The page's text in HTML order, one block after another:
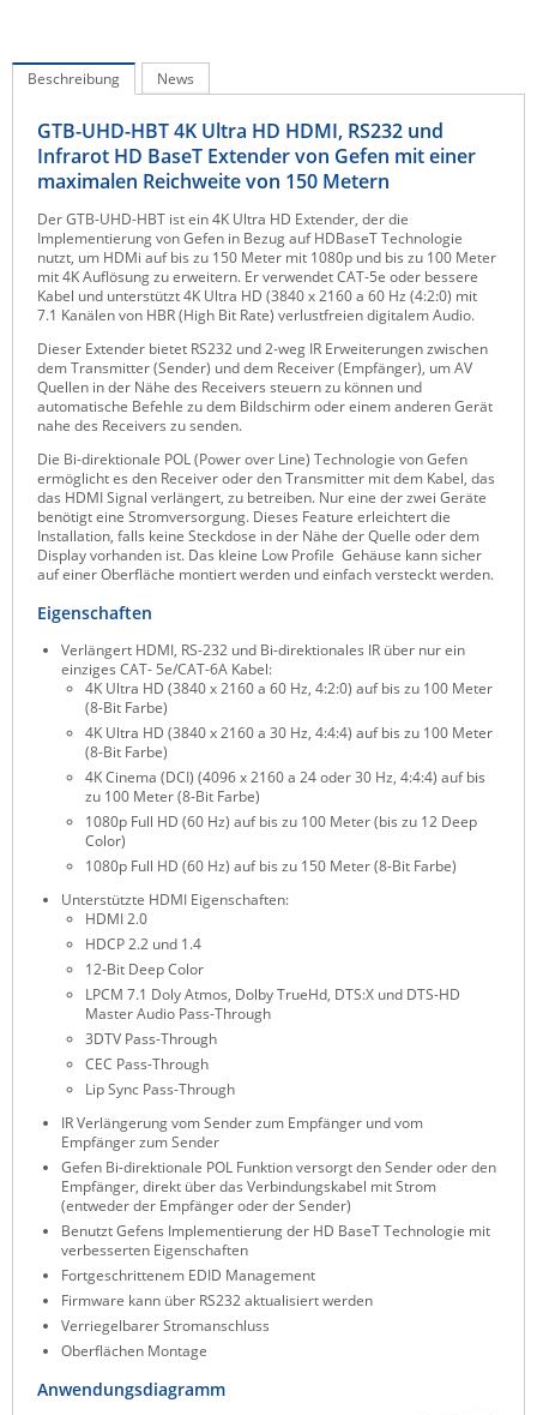
Milesight
Netio
Panorama Antennas
PatchSee
Power Kingdom
Poynting
Riello UPS
Server Technology
Siretta
SIRIO Antenne
Sunbird
Tactical Software
TEKTELIC
Teltonika
Unwired Networks
WATTECO
Westermo
ZPE Systems
News zu unseren Herstellern
Beschreibung News
GTB-UHD-HBT 4K Ultra HD HDMI, RS232 und
Infrarot HD BaseT Extender von Gefen mit einer
maximalen Reichweite von 150 Metern
Der GTB-UHD-HBT ist ein 4K Ultra HD Extender, der die
Implementierung von Gefen in Bezug auf HDBaseT Technologie
nutzt, um HDMi auf bis zu 150 Meter mit 1080p und bis zu 100 Meter
mit 4K Auflösung zu erweitern. Er verwendet CAT-5e oder bessere
Kabel und unterstützt 4K Ultra HD (3840 x 2160 a 60 Hz (4:2:0) mit
7.1 Kanälen von HBR (High Bit Rate) verlustfreien digitalem Audio.
Dieser Extender bietet RS232 und 2-weg IR Erweiterungen zwischen
dem Transmitter (Sender) und dem Receiver (Empfänger), um AV
Quellen in der Nähe des Receivers steuern zu können und
automatische Befehle zu dem Bildschirm oder einem anderen Gerät
nahe des Receivers zu senden.
Die Bi-direktionale POL (Power over Line) Technologie von Gefen
ermöglicht es den Receiver oder den Transmitter mit dem Kabel, das
das HDMI Signal verlängert, zu betreiben. Nur eine der zwei Geräte
benötigt eine Stromversorgung. Dieses Feature erleichtert die
Installation, falls keine Steckdose in der Nähe der Quelle oder dem
Display vorhanden ist. Das kleine Low Profile Gehäuse kann sicher
auf einer Oberfläche montiert werden und einfach versteckt werden.
Eigenschaften
Verlängert HDMI, RS-232 und Bi-direktionales IR über nur ein
einziges CAT- 5e/CAT-6A Kabel:
4K Ultra HD (3840 x 2160 a 60 Hz, 4:2:0) auf bis zu 100 Meter
(8-Bit Farbe)
4K Ultra HD (3840 x 2160 a 30 Hz, 4:4:4) auf bis zu 100 Meter
(8-Bit Farbe)
4K Cinema (DCI) (4096 x 2160 a 24 oder 30 Hz, 4:4:4) auf bis
zu 100 Meter (8-Bit Farbe)
1080p Full HD (60 Hz) auf bis zu 100 Meter (bis zu 12 Deep
Color)
1080p Full HD (60 Hz) auf bis zu 150 Meter (8-Bit Farbe)
Unterstützte HDMI Eigenschaften:
HDMI 2.0
HDCP 2.2 und 1.4
12-Bit Deep Color
LPCM 7.1 Doly Atmos, Dolby TrueHd, DTS:X und DTS-HD
Master Audio Pass-Through
3DTV Pass-Through
CEC Pass-Through
Lip Sync Pass-Through
IR Verlängerung vom Sender zum Empfänger und vom
Empfänger zum Sender
Gefen Bi-direktionale POL Funktion versorgt den Sender oder den
Empfänger, direkt über das Verbindungskabel mit Strom
(entweder der Empfänger oder der Sender)
Benutzt Gefens Implementierung der HD BaseT Technologie mit
verbesserten Eigenschaften
Fortgeschrittenem EDID Management
Firmware kann über RS232 aktualisiert werden
Verriegelbarer Stromanschluss
Oberflächen Montage
Anwendungsdiagramm